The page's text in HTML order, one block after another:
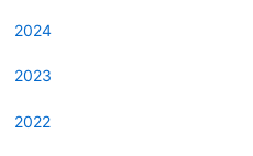
2024
2023
2022